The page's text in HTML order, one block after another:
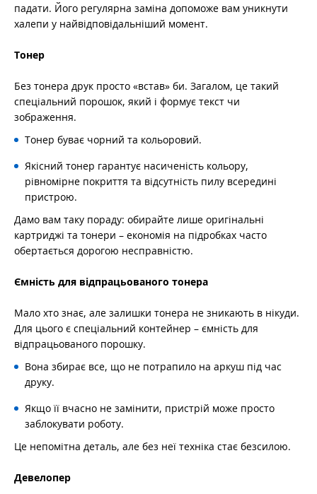
падати. Його регулярна заміна допоможе вам уникнути
халепи у найвідповідальніший момент.
Тонер
Без тонера друк просто «встав» би. Загалом, це такий
спеціальний порошок, який і формує текст чи
зображення.
Тонер буває чорний та кольоровий.
Якісний тонер гарантує насиченість кольору,
рівномірне покриття та відсутність пилу всередині
пристрою.
Дамо вам таку пораду: обирайте лише оригінальні
картриджі та тонери – економія на підробках часто
обертається дорогою несправністю.
Ємність для відпрацьованого тонера
Мало хто знає, але залишки тонера не зникають в нікуди.
Для цього є спеціальний контейнер – ємність для
відпрацьованого порошку.
Вона збирає все, що не потрапило на аркуш під час
друку.
Якщо її вчасно не замінити, пристрій може просто
заблокувати роботу.
Це непомітна деталь, але без неї техніка стає безсилою.
Девелопер